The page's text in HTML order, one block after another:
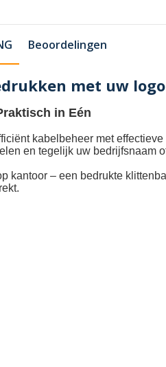
Beoordelingen
met uw logo
in Eén
kabelbeheer met
en tegelijk uw bedrijfsnaam
kantoor – een bedrukte